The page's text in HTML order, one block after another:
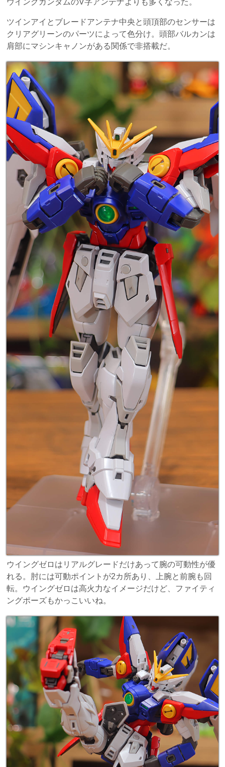
ツインアイとブレードアンテナ中央と頭頂部のセンサーは
クリアグリーンのパーツによって色分け。頭部バルカンは
肩部にマシンキャノンがある関係で非搭載だ。
ウイングゼロはリアルグレードだけあって腕の可動性が優
れる。肘には可動ポイントが2カ所あり、上腕と前腕も回
転。ウイングゼロは高火力なイメージだけど、ファイティ
ングポーズもかっこいいね。